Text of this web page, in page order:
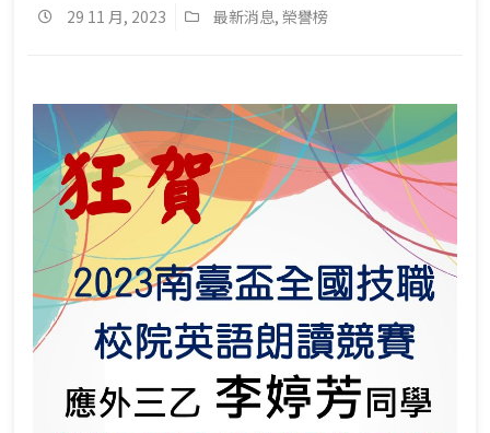
29 11 月, 2023 最新消息, 榮譽榜